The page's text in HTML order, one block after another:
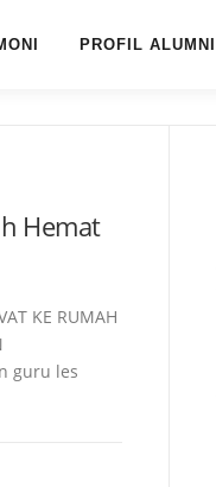
PROFIL ALUMNI
Hemat
KE RUMAH
guru les